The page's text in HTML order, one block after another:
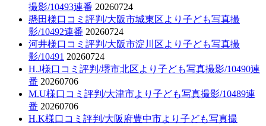
撮影/10493連番 20260724
懸田様口コミ評判/大阪市城東区より子ども写真撮
影/10492連番 20260724
河井様口コミ評判/大阪市淀川区より子ども写真撮
影/10491 20260724
H.J様口コミ評判/堺市北区より子ども写真撮影/10490連
番 20260706
M.U様口コミ評判/大津市より子ども写真撮影/10489連
番 20260706
H.K様口コミ評判/大阪府豊中市より子ども写真撮